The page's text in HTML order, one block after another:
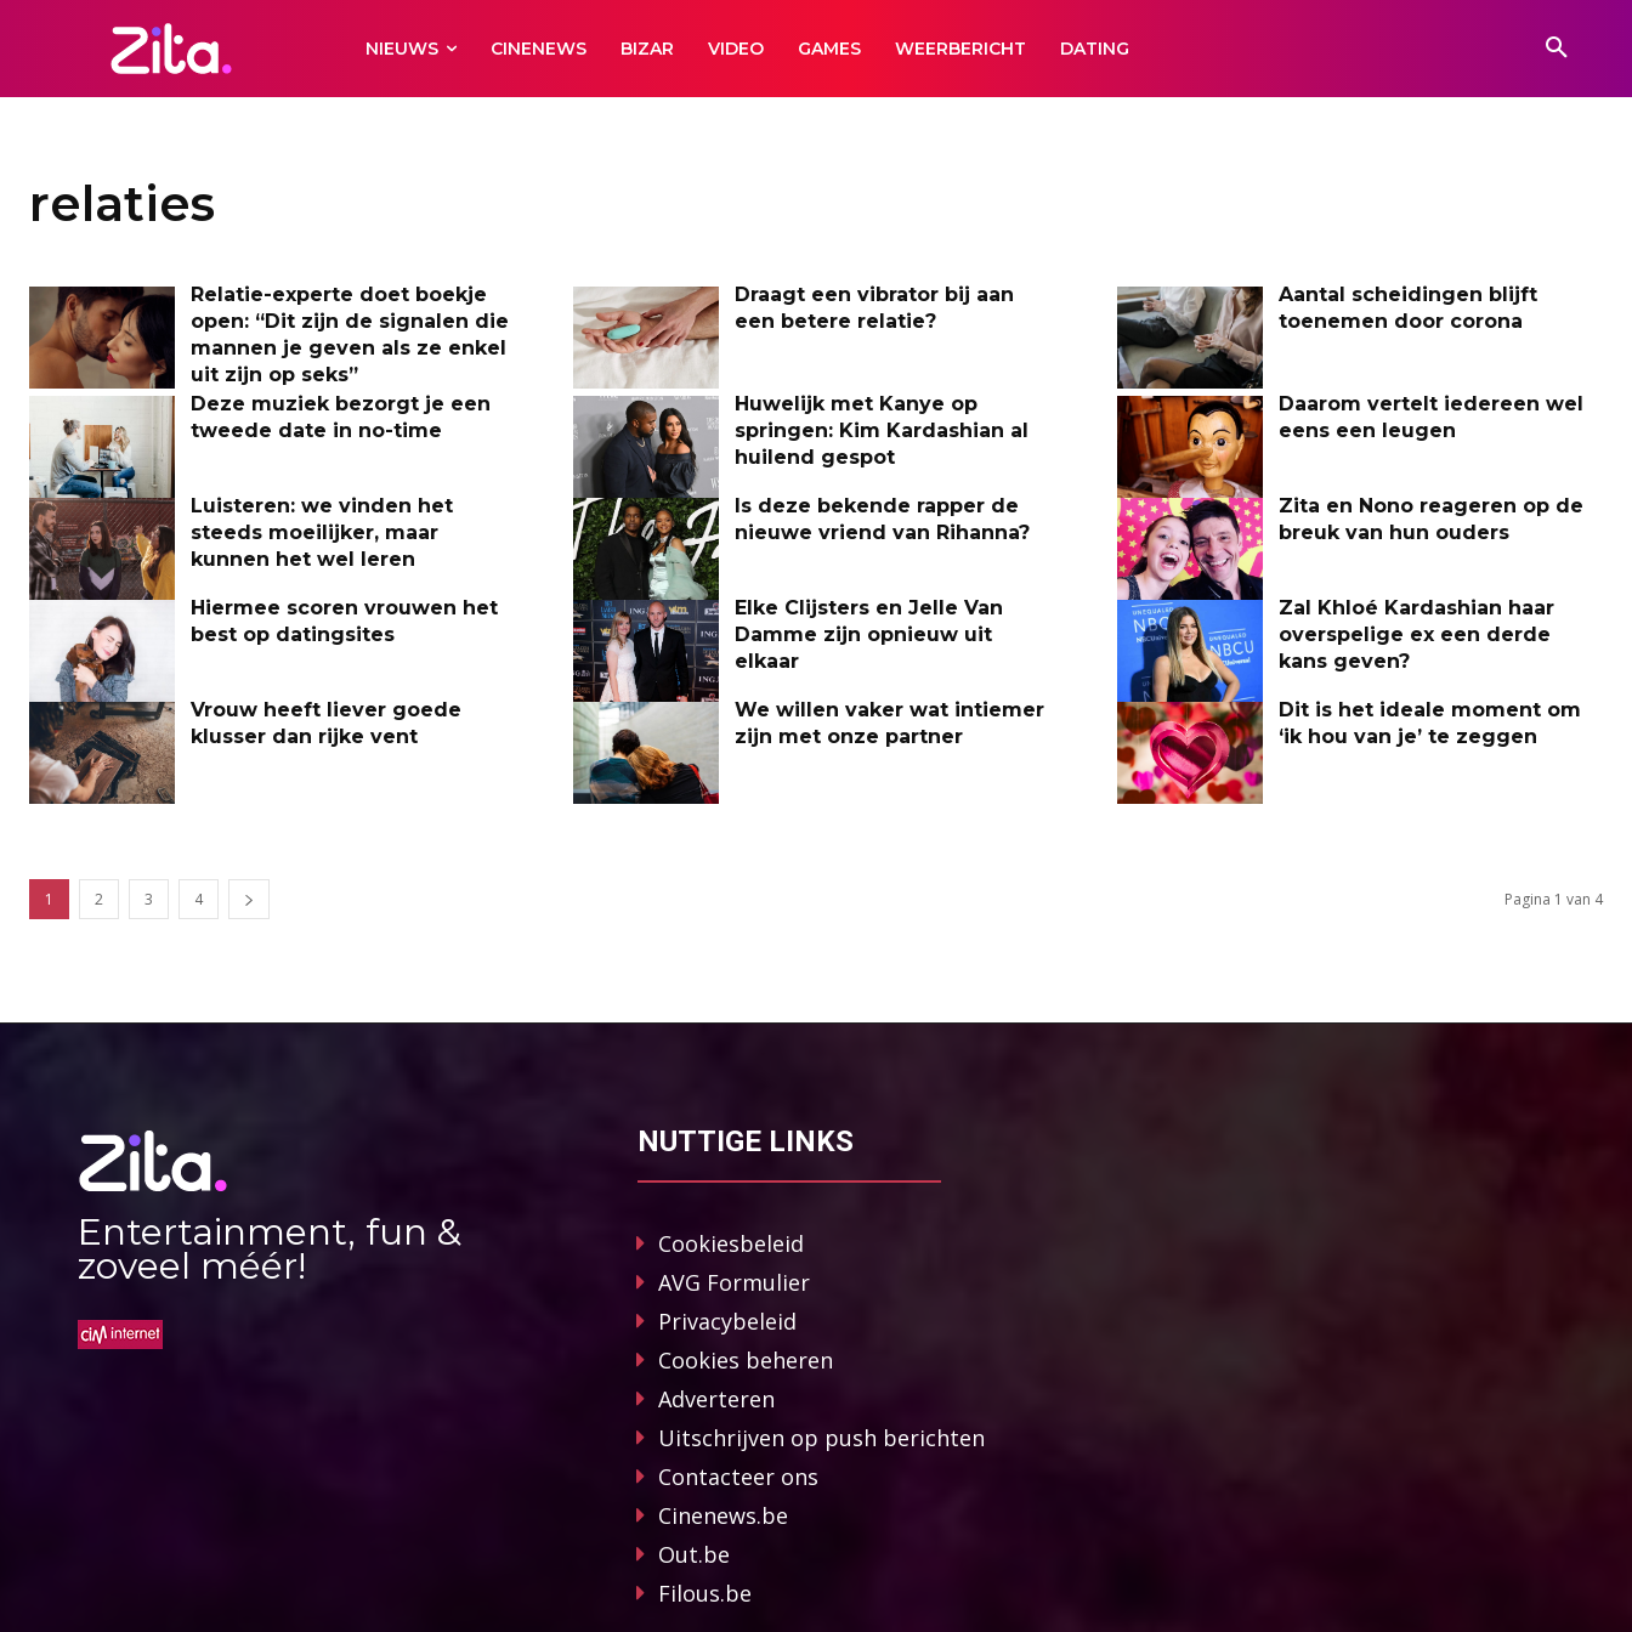
NIEUWS CINENEWS BIZAR VIDEO GAMES WEERBERICHT DATING
relaties
Relatie-experte doet boekje
open: “Dit zijn de signalen die
mannen je geven als ze enkel
uit zijn op seks”
Draagt een vibrator bij aan
een betere relatie?
Aantal scheidingen blijft
toenemen door corona
Deze muziek bezorgt je een
tweede date in no-time
Huwelijk met Kanye op
springen: Kim Kardashian al
huilend gespot
Daarom vertelt iedereen wel
eens een leugen
Luisteren: we vinden het
steeds moeilijker, maar
kunnen het wel leren
Is deze bekende rapper de
nieuwe vriend van Rihanna?
Zita en Nono reageren op de
breuk van hun ouders
Hiermee scoren vrouwen het
best op datingsites
Elke Clijsters en Jelle Van
Damme zijn opnieuw uit
elkaar
Zal Khloé Kardashian haar
overspelige ex een derde
kans geven?
Vrouw heeft liever goede
klusser dan rijke vent
We willen vaker wat intiemer
zijn met onze partner
Dit is het ideale moment om
‘ik hou van je’ te zeggen
1 2 3 4 Pagina 1 van 4
Entertainment, fun &
zoveel méér!
NUTTIGE LINKS
Cookiesbeleid
AVG Formulier
Privacybeleid
Cookies beheren
Adverteren
Uitschrijven op push berichten
Contacteer ons
Cinenews.be
Out.be
Filous.be